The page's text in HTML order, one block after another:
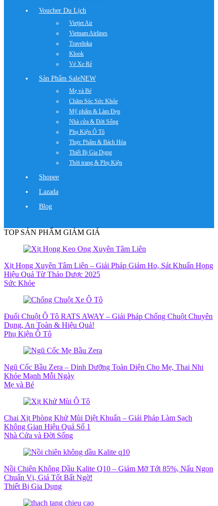
Voucher Du Lịch
Vietjet Air
Vietnam Airlines
Traveloka
Klook
Vé Xe Rẻ
Sản Phẩm SaleNEW
Mẹ và Bé
Chăm Sóc Sức Khỏe
Mỹ phẩm & Làm Đẹp
Nhà cửa & Đời Sống
Phụ Kiện Ô Tô
Thực Phẩm & Bách Hóa
Thiết Bị Gia Dụng
Thời trang & Phụ Kiện
Shopee
Lazada
Blog
TOP SẢN PHẨM GIẢM GIÁ
Xịt Họng Xuyên Tâm Liên – Giải Pháp Giảm Ho, Sát Khuẩn Họng
Hiệu Quả Từ Thảo Dược 2025
Sức Khỏe
Đuổi Chuột Ô Tô RATS AWAY – Giải Pháp Chống Chuột Chuyên
Dụng, An Toàn & Hiệu Quả!
Phụ Kiện Ô Tô
Ngũ Cốc Bầu Zera – Dinh Dưỡng Toàn Diện Cho Mẹ, Thai Nhi
Khỏe Mạnh Mỗi Ngày
Mẹ và Bé
Chai Xịt Phòng Khử Mùi Diệt Khuẩn – Giải Pháp Làm Sạch
Không Gian Hiệu Quả Số 1
Nhà Cửa và Đời Sống
Nồi Chiên Không Dầu Kalite Q10 – Giảm Mỡ Tới 85%, Nấu Ngon
Chuẩn Vị, Giá Tốt Bất Ngờ!
Thiết Bị Gia Dụng